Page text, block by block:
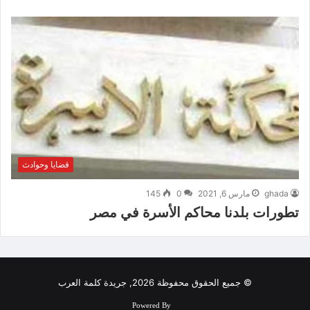
قضايا وحوادث
ghada مارس 6, 2021 0
145
تطورات بلدنا محاكم الأسرة في مصر
© جميع الحقوق محفوظة 2026, جريدة كلمة العرب